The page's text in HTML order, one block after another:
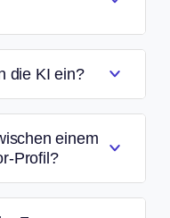
die KI ein?
einem
Profil?